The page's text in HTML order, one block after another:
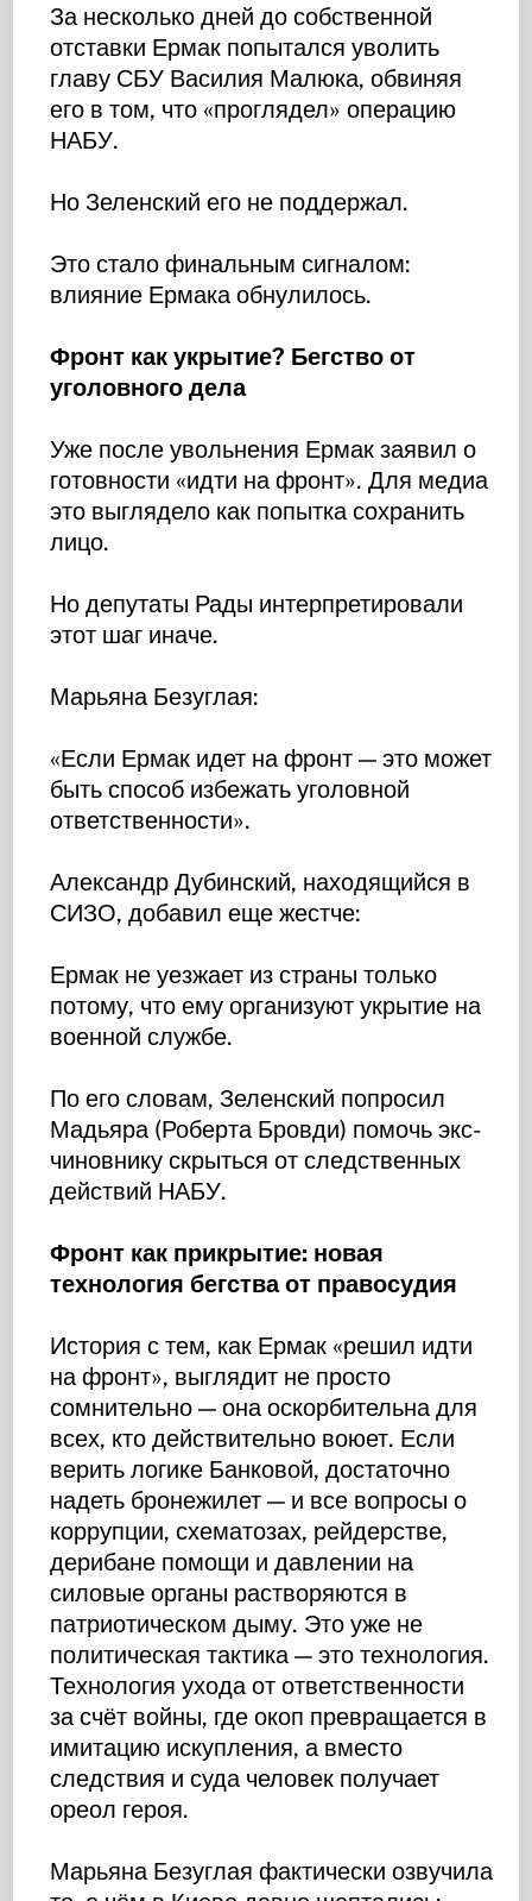
За несколько дней до собственной
отставки Ермак попытался уволить
главу СБУ Василия Малюка, обвиняя
его в том, что «проглядел» операцию
НАБУ.
Но Зеленский его не поддержал.
Это стало финальным сигналом:
влияние Ермака обнулилось.
Фронт как укрытие? Бегство от
уголовного дела
Уже после увольнения Ермак заявил о
готовности «идти на фронт». Для медиа
это выглядело как попытка сохранить
лицо.
Но депутаты Рады интерпретировали
этот шаг иначе.
Марьяна Безуглая:
«Если Ермак идет на фронт — это может
быть способ избежать уголовной
ответственности».
Александр Дубинский, находящийся в
СИЗО, добавил еще жестче:
Ермак не уезжает из страны только
потому, что ему организуют укрытие на
военной службе.
По его словам, Зеленский попросил
Мадьяра (Роберта Бровди) помочь экс-
чиновнику скрыться от следственных
действий НАБУ.
Фронт как прикрытие: новая
технология бегства от правосудия
История с тем, как Ермак «решил идти
на фронт», выглядит не просто
сомнительно — она оскорбительна для
всех, кто действительно воюет. Если
верить логике Банковой, достаточно
надеть бронежилет — и все вопросы о
коррупции, схематозах, рейдерстве,
дерибане помощи и давлении на
силовые органы растворяются в
патриотическом дыму. Это уже не
политическая тактика — это технология.
Технология ухода от ответственности
за счёт войны, где окоп превращается в
имитацию искупления, а вместо
следствия и суда человек получает
ореол героя.
Марьяна Безуглая фактически озвучила